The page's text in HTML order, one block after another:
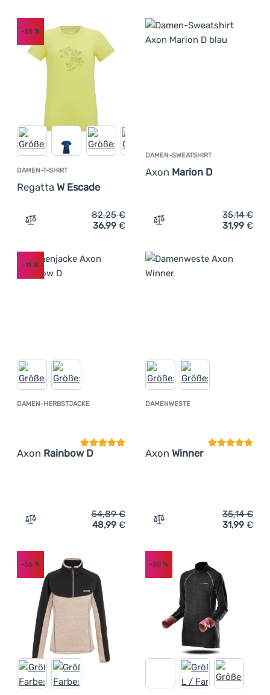
DAMEN-T-SHIRT
Regatta W Escade
-55 %
Zum Vergleich 'Damen-T-Shirt Regatta W Escade'
82,25€
36,99 €
DAMEN-SWEATSHIRT
Axon Marion D
Zum Vergleich 'Damen-
35,14€
31,99 €
DAMEN-HERBSTJACKE
Axon Rainbow D
Kundenbewertung
-11 %
Zum Vergleich 'Damen-Herbstjacke Axon Rainbow D'
54,89€
48,99 €
DAMENWESTE
Axon Winner
Zum Vergleich
35,14€
31,99 €
-56 % -20%